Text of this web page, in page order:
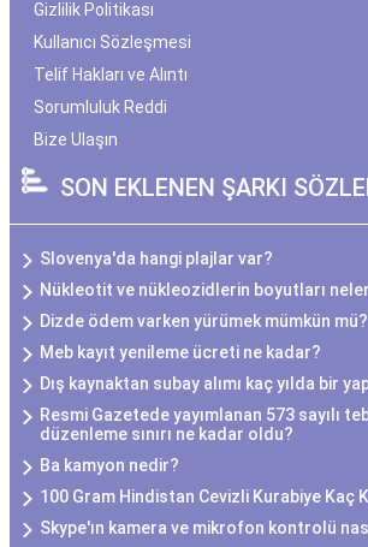
Gizlilik Politikası
Kullanıcı Sözleşmesi
Telif Hakları ve Alıntı
Sorumluluk Reddi
Bize Ulaşın
SON EKLENEN ŞARKI
Slovenya'da hangi plajlar var?
Nükleotit ve nükleozidlerin boyutları
Dizde ödem varken yürümek mümkün mü?
Meb kayıt yenileme ücreti ne kadar?
Dış kaynaktan subay alımı kaç yılda bir
Resmi Gazetede yayımlanan 573 sayılı
düzenleme sınırı ne kadar oldu?
Ba kamyon nedir?
100 Gram Hindistan Cevizli Kurabiye Kaç
Skype'ın kamera ve mikrofon kontrolü